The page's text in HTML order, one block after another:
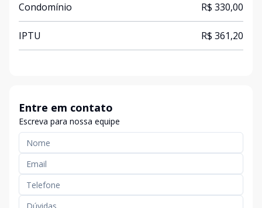
Condomínio R$ 330,00
IPTU R$ 361,20
Entre em contato
Escreva para nossa equipe